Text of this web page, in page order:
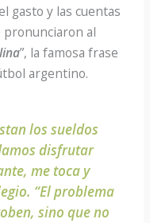
gasto y las cuentas
al
”, la famosa frase
argentino.
los sueldos
disfrutar
me toca y
“El problema
sino que no